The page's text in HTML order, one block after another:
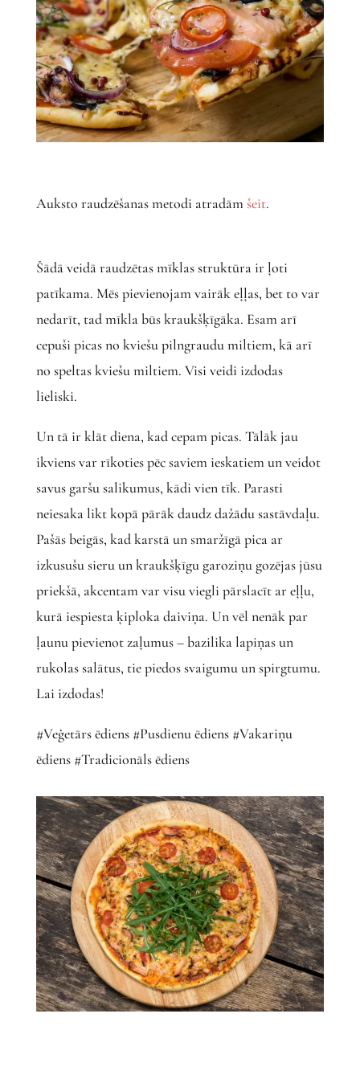
Auksto raudzēšanas metodi atradāmšeit.
Šādā veidā raudzētas mīklas struktūra ir ļoti
patīkama. Mēs pievienojam vairāk eļļas, bet to var
nedarīt, tad mīkla būs kraukšķīgāka. Esam arī
cepuši picas no kviešu pilngraudu miltiem, kā arī
no speltas kviešu miltiem. Visi veidi izdodas
lieliski.
Un tā ir klāt diena, kad cepam picas. Tālāk jau
ikviens var rīkoties pēc saviem ieskatiem un veidot
savus garšu salikumus, kādi vien tīk. Parasti
neiesaka likt kopā pārāk daudz dažādu sastāvdaļu.
Pašās beigās, kad karstā un smaržīgā pica ar
izkusušu sieru un kraukšķīgu garoziņu gozējas jūsu
priekšā, akcentam var visu viegli pārslacīt ar eļļu,
kurā iespiesta ķiploka daiviņa. Un vēl nenāk par
ļaunu pievienot zaļumus – bazilika lapiņas un
rukolas salātus, tie piedos svaigumu un spirgtumu.
Lai izdodas!
#Veģetārs ēdiens #Pusdienu ēdiens #Vakariņu
ēdiens #Tradicionāls ēdiens